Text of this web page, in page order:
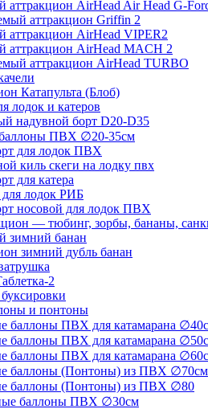
аттракцион AirHead Air Head G-
аттракцион Griffin 2
аттракцион AirHead VIPER2
аттракцион AirHead MACH 2
аттракцион AirHead TURBO
Катапульта (Блоб)
лодок и катеров
надувной борт D20-D35
ПВХ ∅20-35см
для лодок ПВХ
киль скеги на лодку пвх
для катера
лодок РИБ
носовой для лодок ПВХ
— тюбинг, зорбы, бананы,
зимний банан
зимний дубль банан
2
и понтоны
баллоны ПВХ для катамарана
баллоны ПВХ для катамарана
баллоны ПВХ для катамарана
баллоны (Понтоны) из ПВХ ∅70см
баллоны (Понтоны) из ПВХ ∅80
баллоны ПВХ ∅30см